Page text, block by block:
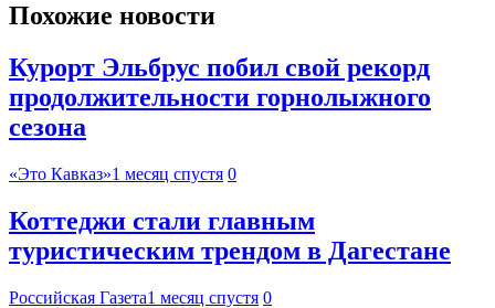
Похожие новости
Курорт Эльбрус побил свой рекорд
продолжительности горнолыжного
сезона
«Это Кавказ»1 месяц спустя 0
Коттеджи стали главным
туристическим трендом в Дагестане
Российская Газета1 месяц спустя 0